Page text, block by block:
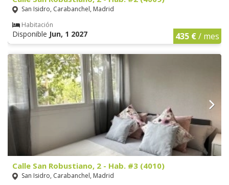
San Isidro, Carabanchel, Madrid
Habitación
Disponible Jun, 1 2027 435 €/ mes
Calle San Robustiano, 2 - Hab. #3 (4010)
San Isidro, Carabanchel, Madrid